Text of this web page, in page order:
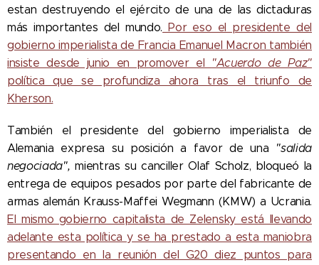
estan destruyendo el ejército de una de las dictaduras
más importantes del mundo. Por eso el presidente del
gobierno imperialista de Francia Emanuel Macron también
insiste desde junio en promover el
"Acuerdo de Paz"
política que se profundiza ahora tras el triunfo de
Kherson.
También el presidente del gobierno imperialista de
Alemania expresa su posición a favor de una "salida
negociada",mientras su canciller Olaf Scholz, bloqueó la
entrega de equipos pesados por parte del fabricante de
armas alemán Krauss-Maffei Wegmann (KMW) a Ucrania.
El mismo gobierno capitalista de Zelensky está llevando
adelante esta política y se ha prestado a esta maniobra
presentando en la reunión del G20 diez puntos para